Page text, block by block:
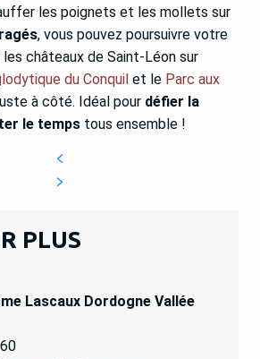
les poignets et les mollets sur
, vous pouvez poursuivre votre
châteaux de Saint-Léon sur
du Conquil et le Parc aux
à côté. Idéal pour défier la
le temps tous ensemble !
PLUS
Lascaux Dordogne Vallée